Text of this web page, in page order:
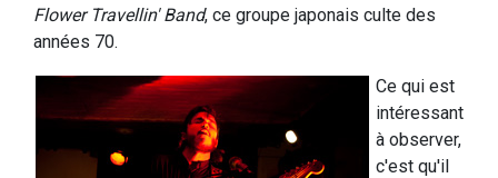
Flower Travellin' Band, ce groupe japonais culte des
années 70.
Ce qui est
intéressant
à observer,
c'est qu'il